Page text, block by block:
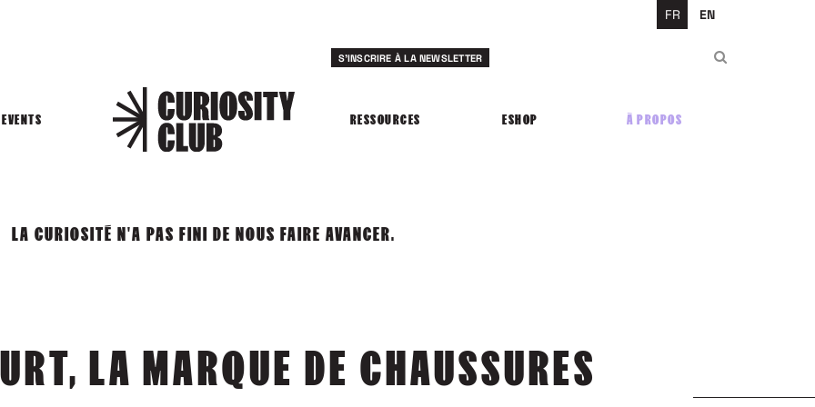
FR EN
EVENTS RESSOURCES ESHOP À PROPOS
S'INSCRIRE À LA NEWSLETTER
LA CURIOSITÉ N'A PAS FINI DE NOUS FAIRE AVANCER.
LA MARQUE DE CHAUSSURES